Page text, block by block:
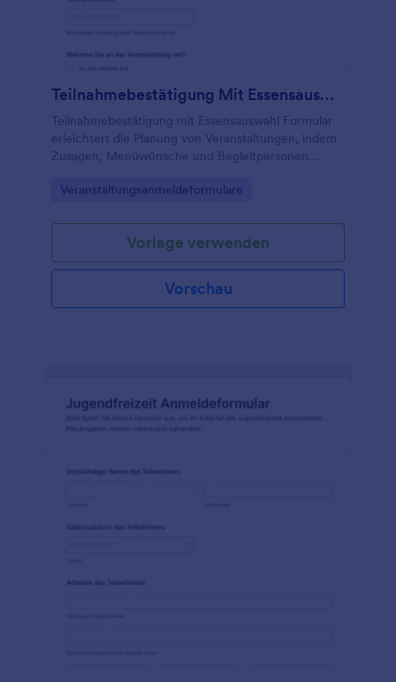
Teilnahmebestätigung Mit Essensauswahl Formular
Teilnahmebestätigung mit Essensauswahl Formular
erleichtert die Planung von Veranstaltungen, indem
Zusagen, Menüwünsche und Begleitpersonen
Vereine und private Gastgeber.
Go to Category:
Veranstaltungsanmeldeformulare
Vorlage verwenden
Vorschau